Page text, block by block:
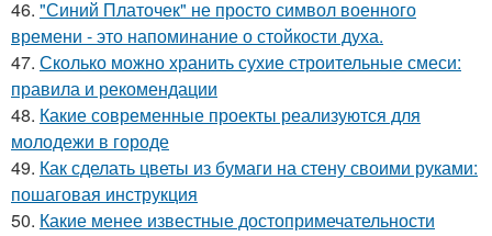
46. "Синий Платочек" не просто символ военного
времени - это напоминание о стойкости духа.
47. Сколько можно хранить сухие строительные смеси:
правила и рекомендации
48. Какие современные проекты реализуются для
молодежи в городе
49. Как сделать цветы из бумаги на стену своими руками:
пошаговая инструкция
50. Какие менее известные достопримечательности